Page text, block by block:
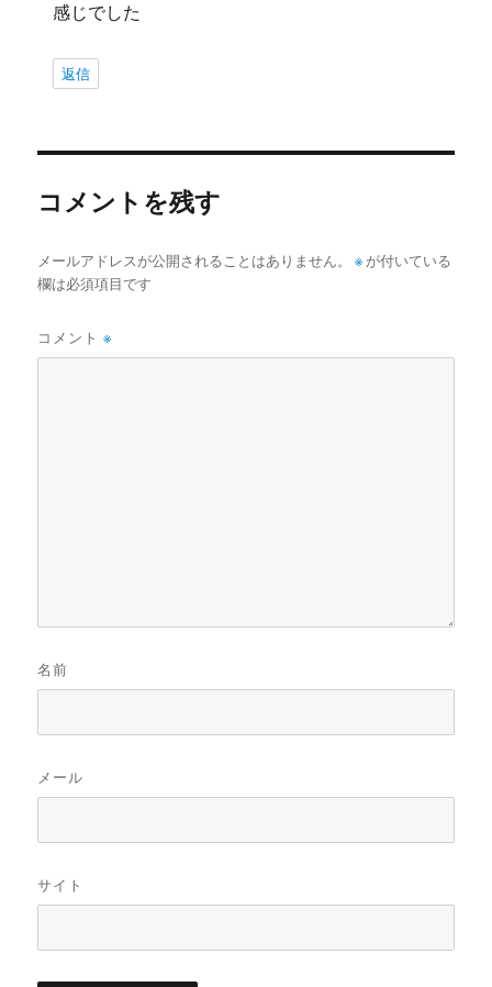
感じでした
返信
コメントを残す
メールアドレスが公開されることはありません。 ※ が付いている
欄は必須項目です
コメント※
名前
メール
サイト